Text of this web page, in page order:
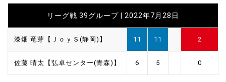
リーグ戦 39グループ | 2022年7月28日
漆畑 竜芽【ＪｏｙＳ(静岡)】 11 11 2
佐藤 晴太【弘卓センター(青森)】 6 5 0